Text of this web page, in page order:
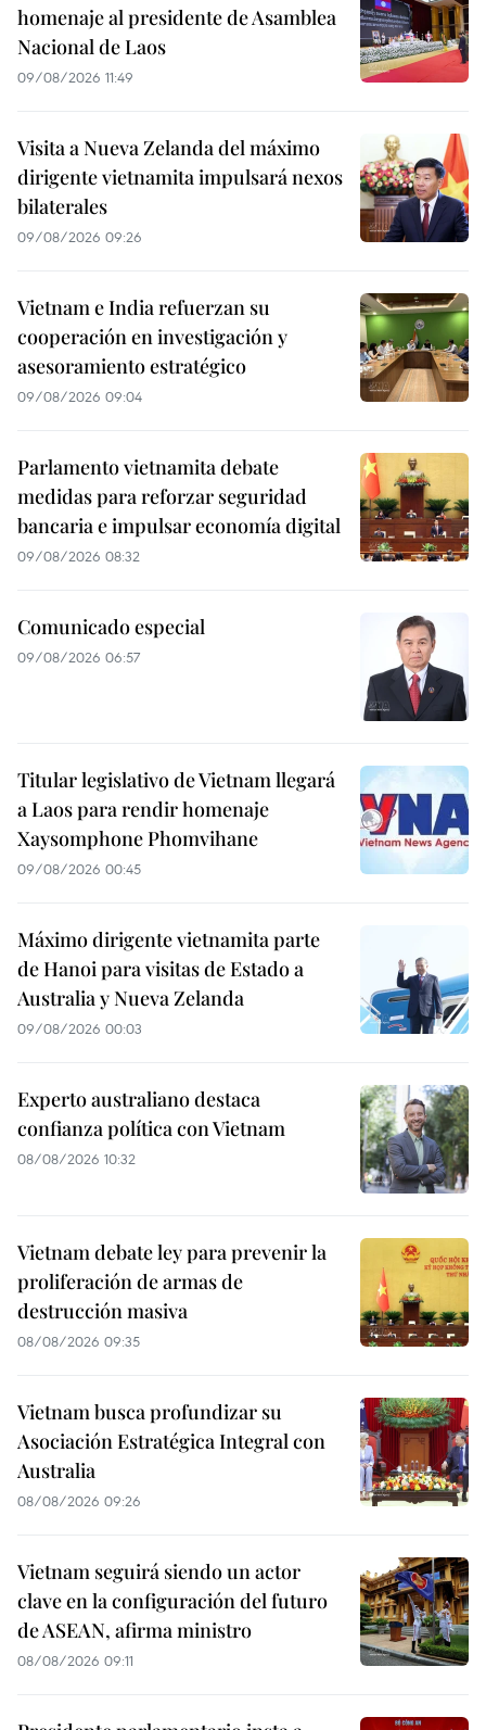
homenaje al presidente de Asamblea
Nacional de Laos
09/08/2026 11:49
Visita a Nueva Zelanda del máximo
dirigente vietnamita impulsará nexos
bilaterales
09/08/2026 09:26
Vietnam e India refuerzan su
cooperación en investigación y
asesoramiento estratégico
09/08/2026 09:04
Parlamento vietnamita debate
medidas para reforzar seguridad
bancaria e impulsar economía digital
09/08/2026 08:32
Comunicado especial
09/08/2026 06:57
Titular legislativo de Vietnam llegará
a Laos para rendir homenaje
Xaysomphone Phomvihane
09/08/2026 00:45
Máximo dirigente vietnamita parte
de Hanoi para visitas de Estado a
Australia y Nueva Zelanda
09/08/2026 00:03
Experto australiano destaca
confianza política con Vietnam
08/08/2026 10:32
Vietnam debate ley para prevenir la
proliferación de armas de
destrucción masiva
08/08/2026 09:35
Vietnam busca profundizar su
Asociación Estratégica Integral con
Australia
08/08/2026 09:26
Vietnam seguirá siendo un actor
clave en la configuración del futuro
de ASEAN, afirma ministro
08/08/2026 09:11